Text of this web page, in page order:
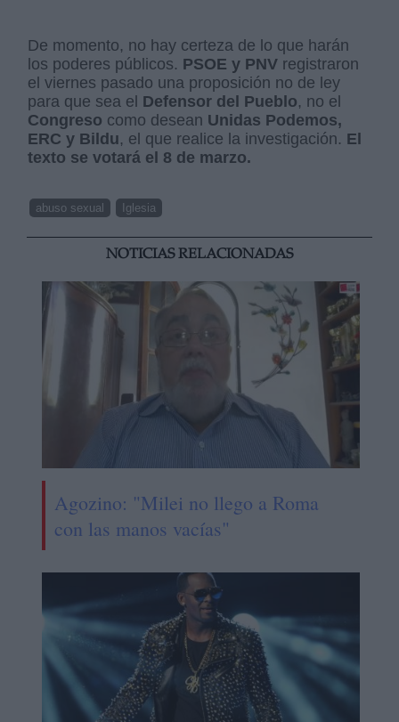
De momento, no hay certeza de lo que harán
los poderes públicos. PSOE y PNV registraron
el viernes pasado una proposición no de ley
para que sea el Defensor del Pueblo, no el
Congreso como desean Unidas Podemos,
ERC y Bildu, el que realice la investigación. El
texto se votará el 8 de marzo.
abuso sexual Iglesia
NOTICIAS RELACIONADAS
Agozino: "Milei no llego a Roma
con las manos vacías"